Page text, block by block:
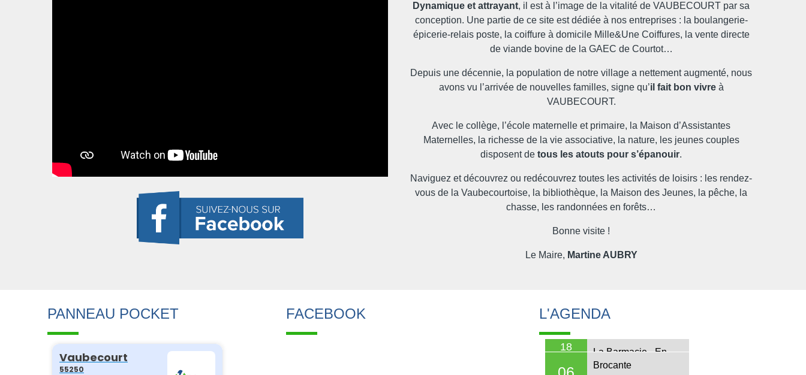
Dynamique et attrayant, il est à l’image de la vitalité de VAUBECOURT par sa
conception. Une partie de ce site est dédiée à nos entreprises : la boulangerie-
épicerie-relais poste, la coiffure à domicile Mille&Une Coiffures, la vente directe
de viande bovine de la GAEC de Courtot…
Depuis une décennie, la population de notre village a nettement augmenté, nous
avons vu l’arrivée de nouvelles familles, signe qu’il fait bon vivreà
VAUBECOURT.
Avec le collège, l’école maternelle et primaire, la Maison d’Assistantes
Maternelles, la richesse de la vie associative, la nature, les jeunes couples
disposent detous les atouts pour s’épanouir.
Naviguez et découvrez ou redécouvrez toutes les activités de loisirs : les rendez-
vous de la Vaubecourtoise, la bibliothèque, la Maison des Jeunes, la pêche, la
chasse, les randonnées en forêts…
Bonne visite !
Le Maire, Martine AUBRY
PANNEAU POCKET FACEBOOK L'AGENDA
Brocante